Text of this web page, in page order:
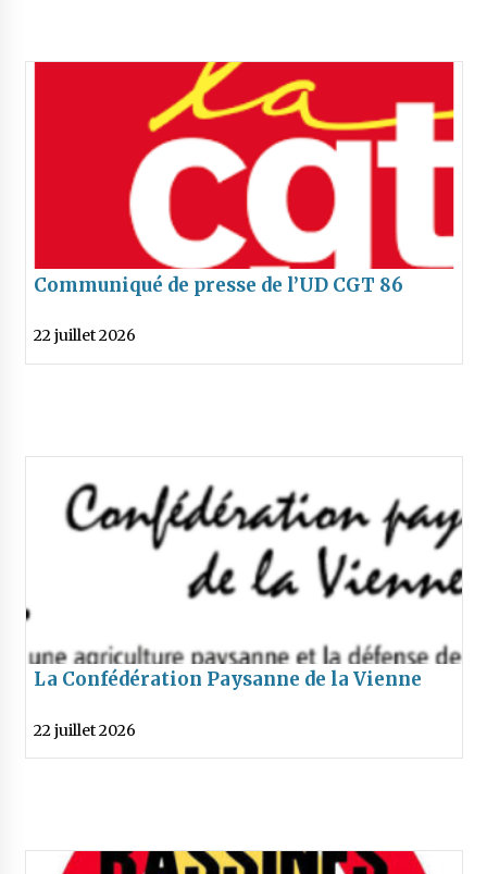
Communiqué de presse de l’UD CGT 86
juillet 2026
22 juillet 2026
La Confédération Paysanne de la Vienne
22 juillet 2026